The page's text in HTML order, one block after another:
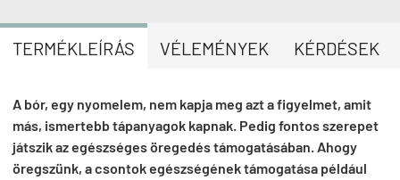
TERMÉKLEÍRÁS VÉLEMÉNYEK KÉRDÉSEK
A bór, egy nyomelem, nem kapja meg azt a figyelmet, amit
más, ismertebb tápanyagok kapnak. Pedig fontos szerepet
játszik az egészséges öregedés támogatásában. Ahogy
öregszünk, a csontok egészségének támogatása például